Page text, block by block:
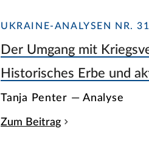
UKRAINE-ANALYSEN NR.
Der Umgang mit
Historisches Erbe und
Tanja Penter — Analyse
Zum Beitrag